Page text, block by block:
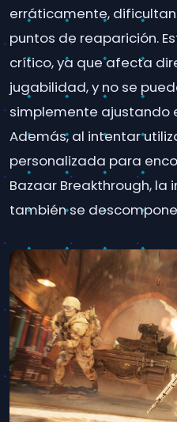
erráticamente,
puntos de reaparición.
crítico, ya que afecta
jugabilidad, y no se
simplemente ajustando
Además, al intentar
personalizada para
Bazaar Breakthrough, la
también se